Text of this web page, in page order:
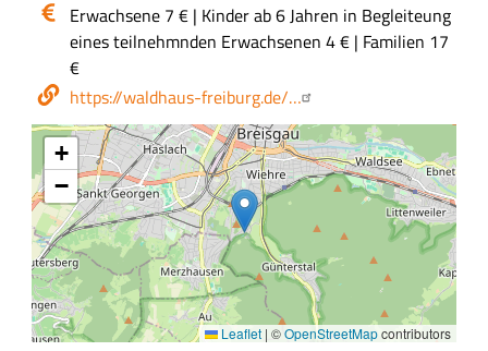
Eintritt
/
Kosten
Erwachsene 7 € | Kinder ab 6 Jahren in Begleiteung
eines teilnehmnden Erwachsenen 4 € | Familien 17
€
Webseite
https://waldhaus-freiburg.de/…
+
−
Leaflet | ©OpenStreetMapcontributors